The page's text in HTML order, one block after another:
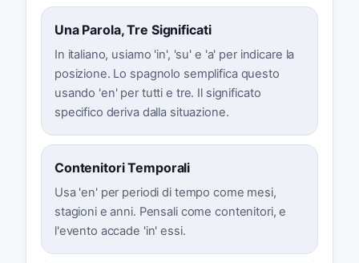
Una Parola, Tre Significati
In italiano, usiamo 'in', 'su' e 'a' per indicare la
posizione. Lo spagnolo semplifica questo
usando 'en' per tutti e tre. Il significato
specifico deriva dalla situazione.
Contenitori Temporali
Usa 'en' per periodi di tempo come mesi,
stagioni e anni. Pensali come contenitori, e
l'evento accade 'in' essi.